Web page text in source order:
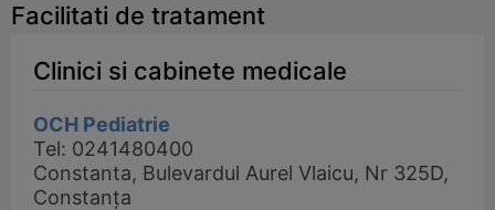
Facilitati de tratament
Clinici si cabinete medicale
OCH Pediatrie
Tel: 0241480400
Constanta, Bulevardul Aurel Vlaicu, Nr 325D,
Constanța